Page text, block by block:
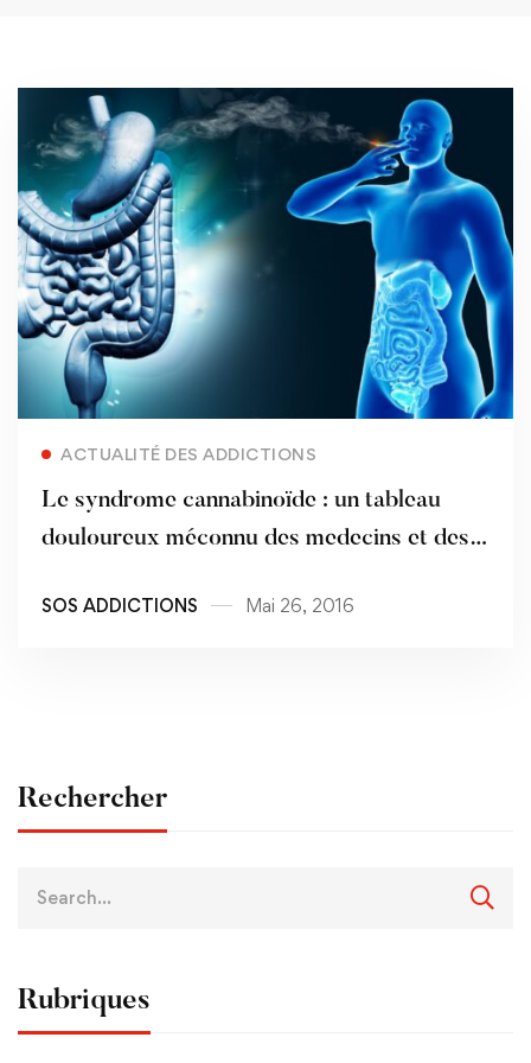
ACTUALITÉ DES ADDICTIONS
Le syndrome cannabinoïde : un tableau
douloureux méconnu des medecins et des
SOS ADDICTIONS Mai 26, 2016
Rechercher
Rubriques